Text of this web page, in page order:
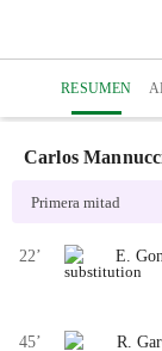
RESUMEN
Carlos
Primera mitad
22’ E.
45’ R.